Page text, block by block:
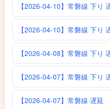
【2026-04-10】常磐線 下り
【2026-04-10】常磐線 下り
【2026-04-08】常磐線 下り
【2026-04-07】常磐線 下り
【2026-04-07】常磐線 遅延